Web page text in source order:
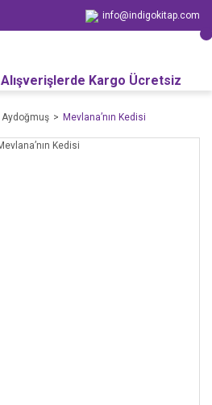
info@indigokitap.com
Kargo Ücretsiz
Aydoğmuş Mevlana’nın Kedisi